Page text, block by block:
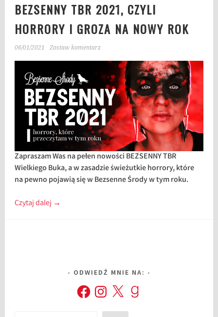
BEZSENNY TBR 2021, CZYLI
HORRORY I GROZA NA NOWY ROK
06/01/2021 Zostaw komentarz
Zapraszam Was na pełen nowości BEZSENNY TBR
Wielkiego Buka, a w zasadzie świeżutkie horrory, które
na pewno pojawią się w Bezsenne Środy w tym roku.
Czytaj dalej →
ODWIEDŹ MNIE NA:
FacebookInstagram
X Goodreads